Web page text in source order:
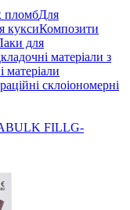
пломбДля
куксиКомпозити
для
матеріали з
матеріали
склоіономерні
BULK FILLG-